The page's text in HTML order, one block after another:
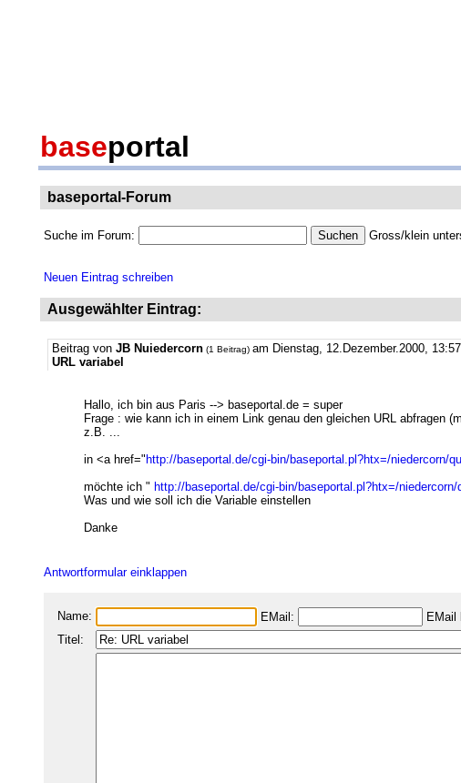
baseportal
baseportal-Forum
Suche im Forum: Gross/klein
Neuen Eintrag schreiben
Ausgewählter Eintrag:
Beitrag von JB Nuiedercorn (1 Beitrag) am Dienstag, 12.Dezember.2000,
URL variabel
Hallo, ich bin aus Paris --> baseportal.de = super
Frage : wie kann ich in einem Link genau den gleichen URL abfragen
z.B. ...
in <a href=" http://baseportal.de/cgi-bin/baseportal.pl?htx=/niedercorn/
möchte ich " http://baseportal.de/cgi-bin/baseportal.pl?htx=/
Was und wie soll ich die Variable einstellen
Danke
Antwortformular einklappen
Name: EMail: EMail
Titel: